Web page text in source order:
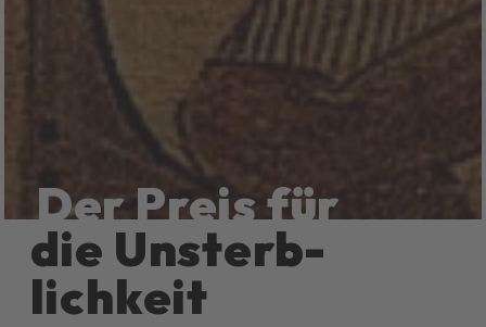
Der Preis für
die Unsterb­
lichkeit